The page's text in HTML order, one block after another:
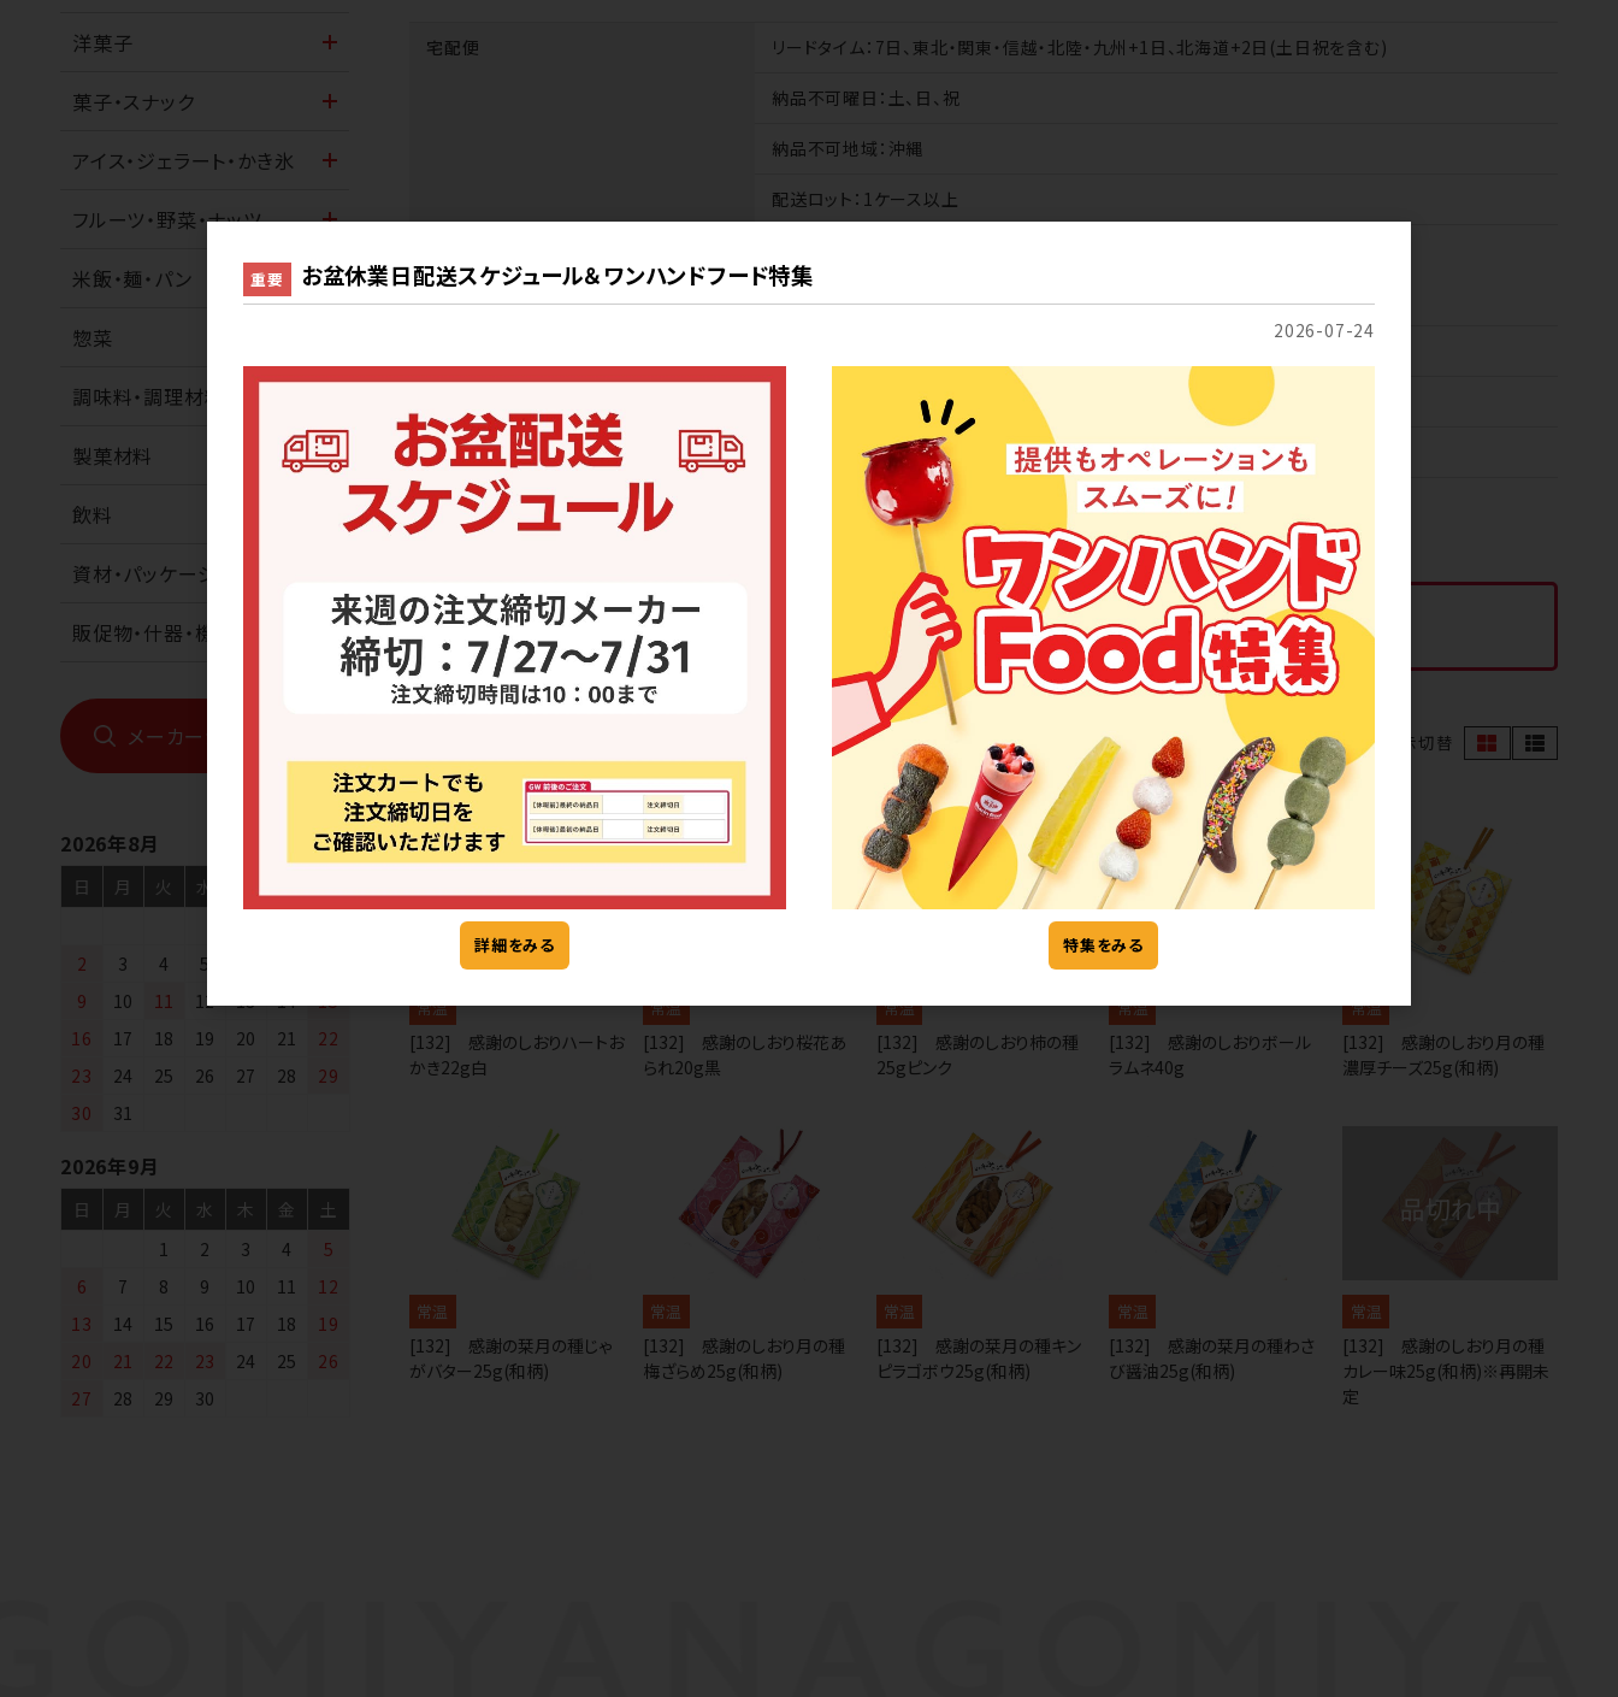
宅配便 リードタイム：7日、東北・関東・信越・北陸・九州+1日、北海道+2日(土日祝を含む)
納品不可曜日 ：土、日、祝
納品不可地域 ：沖縄
配送ロット ：1ケース以上
・2ケースごとに追加【北海道】1,300円【東北】1,000円【北海道・東北以外】900円
・4ケース以上【北海道以外】無料
：無料※各種1袋まで
宅配便が西濃運輸の為、お届け先によっては配送ができない場合があります。
表示切替
常温
[132] 感謝のしおりハートお
かき22g白
常温
[132] 感謝のしおり桜花あ
られ20g黒
常温
[132] 感謝のしおり柿の種
25gピンク
常温
[132] 感謝のしおりボール
ラムネ40g
常温
[132] 感謝のしおり月の種
濃厚チーズ25g(和柄)
常温
[132] 感謝の栞月の種じゃ
がバター25g(和柄)
常温
[132] 感謝のしおり月の種
梅ざらめ25g(和柄)
常温
[132] 感謝の栞月の種キン
ピラゴボウ25g(和柄)
常温
[132] 感謝の栞月の種わさ
び醤油25g(和柄)
常温
[132] 感謝のしおり月の種
カレー味25g(和柄)※再開未
定
洋菓子
菓子・スナック
アイス・ジェラート・かき氷
フルーツ・野菜・ナッツ
米飯・麺・パン
惣菜
調味料・調理材料
製菓材料
飲料
資材・パッケージ
販促物・什器・機械
メーカーから探す
2026年8月
日 月 火 水
2
3 4 5
9
10 11 12 13 14
15
16
17 18 19 20 21
22
23
24 25 26 27 28
29
30
31
2026年9月
日 月 火 水 木 金
土
1
2 3 4
5
6
7 8 9 10 11
12
13
14 15 16 17 18
19
20
21 22 23 24 25
26
27
28 29 30
重要 お盆休業日配送スケジュール＆ワンハンドフード特集
2026-07-24
詳細をみる 特集をみる